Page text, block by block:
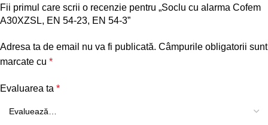
Fii primul care scrii o recenzie pentru „Soclu cu alarma Cofem
A30XZSL, EN 54-23, EN 54-3”
Adresa ta de email nu va fi publicată. Câmpurile obligatorii sunt
marcate cu *
Evaluarea ta *